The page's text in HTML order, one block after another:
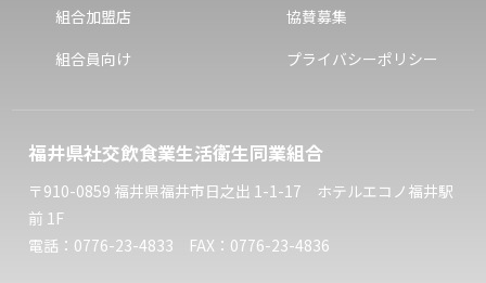
組合加盟店
組合員向け
協賛募集
プライバシーポリシー
福井県社交飲食業生活衛生同業組合
〒910-0859 福井県福井市日之出 1-1-17 ホテルエコノ福井駅
前 1F
電話：0776-23-4833 FAX：0776-23-4836